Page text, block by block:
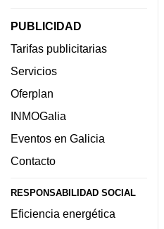
PUBLICIDAD
Tarifas publicitarias
Servicios
Oferplan
INMOGalia
Eventos en Galicia
Contacto
RESPONSABILIDAD SOCIAL
Eficiencia energética